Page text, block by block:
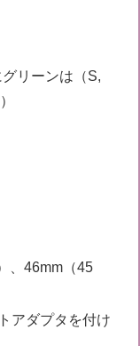
リーンは（S,
、46mm（45
アダプタを付け